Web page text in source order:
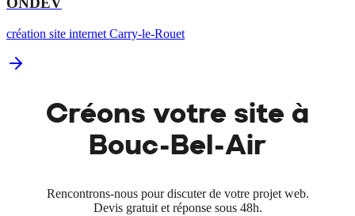
création site internet Carry-le-Rouet
Créons votre site à
Bouc-Bel-Air
Rencontrons-nous pour discuter de votre projet web.
Devis gratuit et réponse sous 48h.